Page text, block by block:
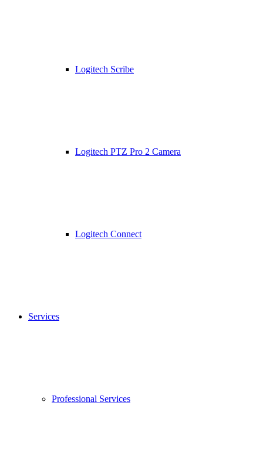
Logitech Scribe
Logitech PTZ Pro 2 Camera
Logitech Connect
Services
Professional Services